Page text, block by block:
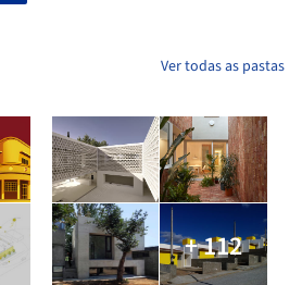
Ver todas as pastas
+ 112